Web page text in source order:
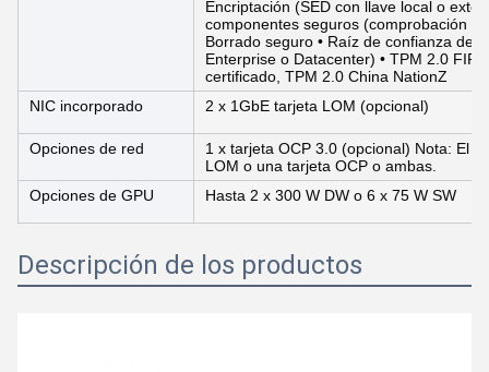
Encriptación (SED con llave local o
componentes seguros (comprobación
Borrado seguro • Raíz de confianza de
Enterprise o Datacenter) • TPM 2.0
certificado, TPM 2.0 China NationZ
NIC incorporado
2 x 1GbE tarjeta LOM (opcional)
Opciones de red
1 x tarjeta OCP 3.0 (opcional) Nota: El
LOM o una tarjeta OCP o ambas.
Opciones de GPU
Hasta 2 x 300 W DW o 6 x 75 W SW
Descripción de los productos